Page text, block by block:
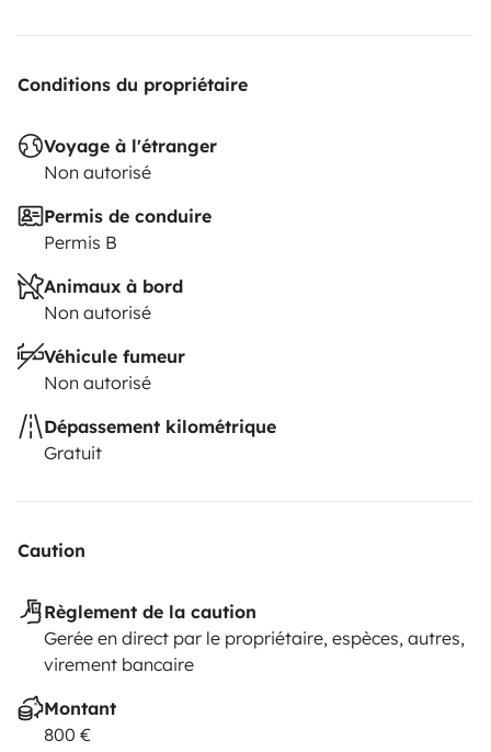
Conditions du propriétaire
Voyage à l'étranger
Non autorisé
Permis de conduire
Permis B
Animaux à bord
Non autorisé
Véhicule fumeur
Non autorisé
Dépassement kilométrique
Gratuit
Caution
Règlement de la caution
Gerée en direct par le propriétaire, espèces, autres,
virement bancaire
Montant
800 €